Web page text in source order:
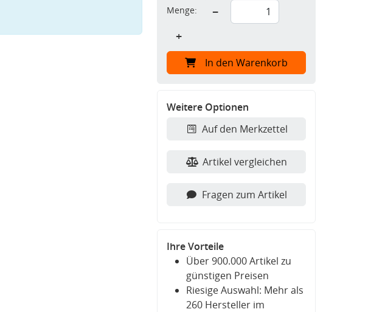
Menge:
−
+
In den Warenkorb
Weitere Optionen
Auf den Merkzettel
Artikel vergleichen
Fragen zum Artikel
Ihre Vorteile
Über 900.000 Artikel zu
günstigen Preisen
Riesige Auswahl: Mehr als
260 Hersteller im